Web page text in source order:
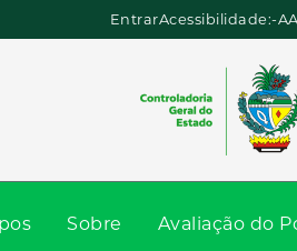
EntrarAcessibilidade:-AA
Sobre Avaliação do